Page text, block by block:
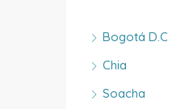
Bogotá D.C
Chia
Soacha